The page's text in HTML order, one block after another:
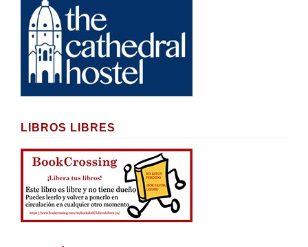
LIBROS LIBRES